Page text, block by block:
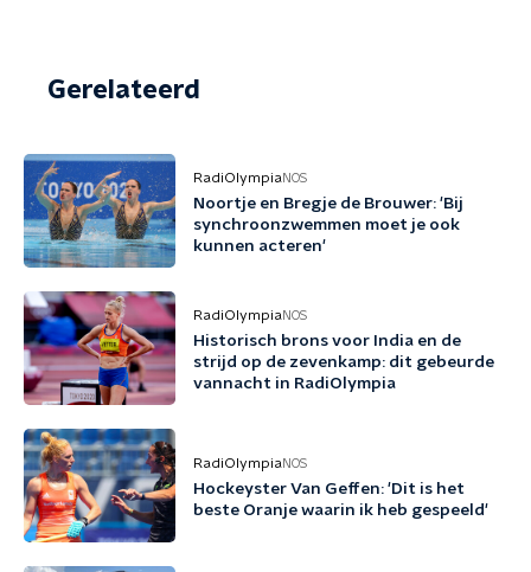
Gerelateerd
RadiOlympia NOS
Noortje en Bregje de Brouwer: 'Bij
synchroonzwemmen moet je ook
kunnen acteren'
RadiOlympia NOS
Historisch brons voor India en de
strijd op de zevenkamp: dit gebeurde
vannacht in RadiOlympia
RadiOlympia NOS
Hockeyster Van Geffen: 'Dit is het
beste Oranje waarin ik heb gespeeld'